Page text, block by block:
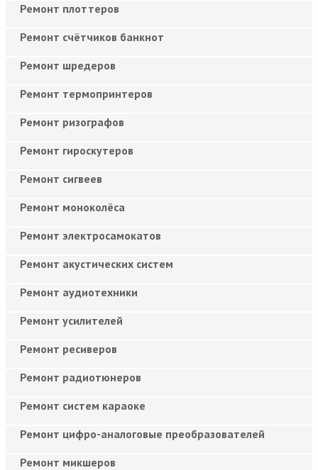
Ремонт плоттеров
Ремонт счётчиков банкнот
Ремонт шредеров
Ремонт термопринтеров
Ремонт ризографов
Ремонт гироскутеров
Ремонт сигвеев
Ремонт моноколёса
Ремонт электросамокатов
Ремонт акустических систем
Ремонт аудиотехники
Ремонт усилителей
Ремонт ресиверов
Ремонт радиотюнеров
Ремонт систем караоке
Ремонт цифро-аналоговые преобразователей
Ремонт микшеров